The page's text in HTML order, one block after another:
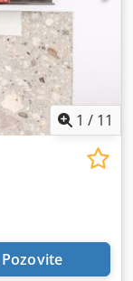
1 / 11
Pozovite